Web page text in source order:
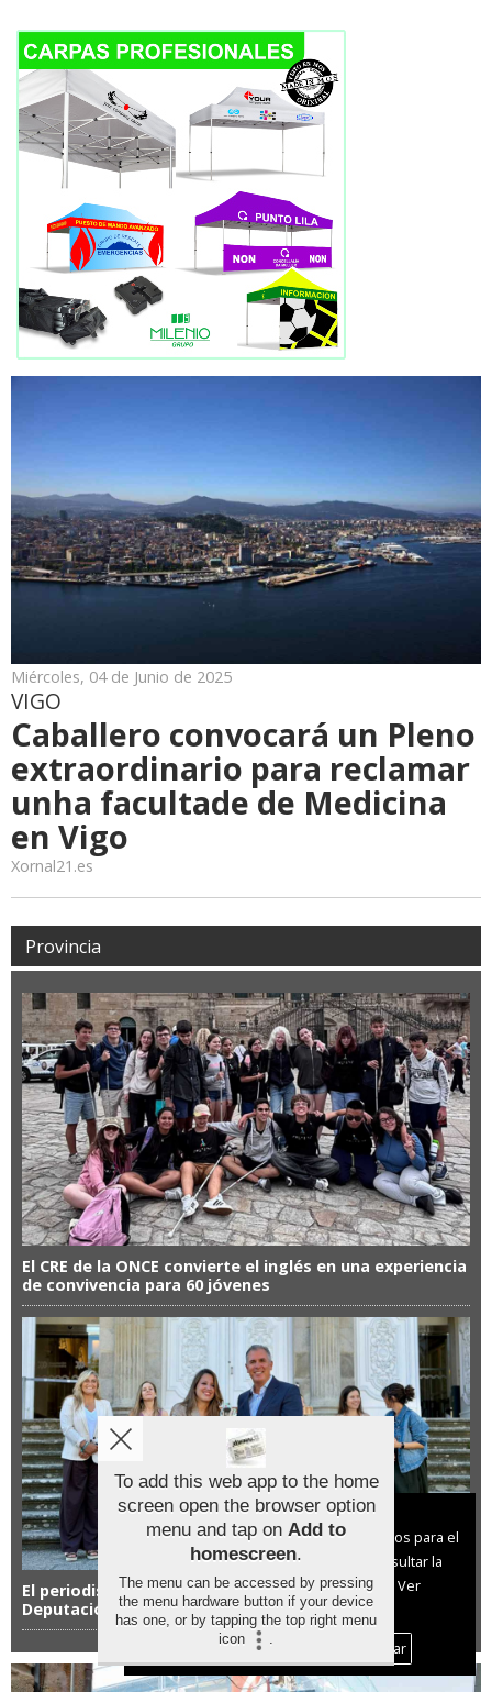
Miércoles, 04 de Junio de 2025
VIGO
Caballero convocará un Pleno
extraordinario para reclamar
unha facultade de Medicina
en Vigo
Xornal21.es
Provincia
El CRE de la ONCE convierte el inglés en una experiencia
de convivencia para 60 jóvenes
El periodismo con mirada femenina se premia en la
Deputación
To add this web app to the home
screen open the browser option
menu and tap on Add to
homescreen.
The menu can be accessed by pressing
the menu hardware button if your device
has one, or by tapping the top right menu
icon
.
Aviso sobre el Uso de cookies:
Utilizamos cookies nuestras y de terceros para el
funcionamiento del digital. Puedes consultar la
lista de cookies y como desconectarlas.
Ver
nuestra Política de Privacidad y Cookies
Aceptar Cookies
Personalizar